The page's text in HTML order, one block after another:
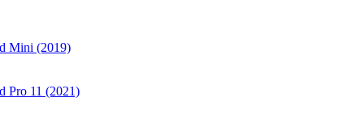
Mini (2019)
Pro 11 (2021)